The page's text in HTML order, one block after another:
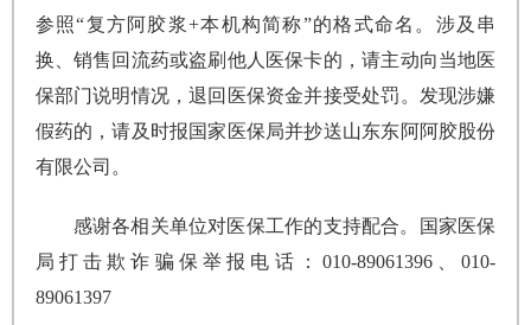
参照“复方阿胶浆+本机构简称”的格式命名。涉及串
换、销售回流药或盗刷他人医保卡的，请主动向当地医
保部门说明情况，退回医保资金并接受处罚。发现涉嫌
假药的，请及时报国家医保局并抄送山东东阿阿胶股份
有限公司。
感谢各相关单位对医保工作的支持配合。国家医保
局打击欺诈骗保举报电话：010-89061396、010-
89061397